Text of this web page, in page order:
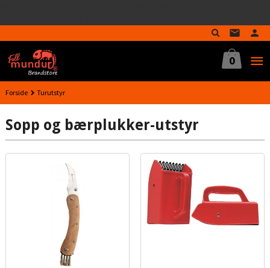
innholdet
0
Forside Turutstyr
Sopp og bærplukker-utstyr